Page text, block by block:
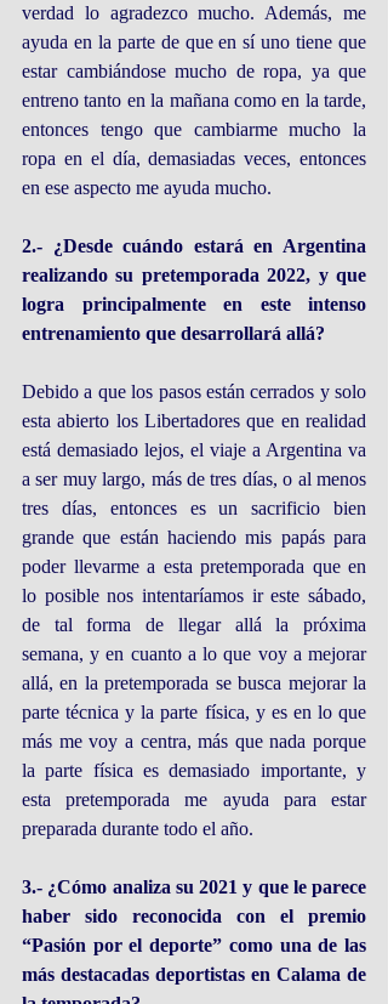
verdad lo agradezco mucho. Además, me
ayuda en la parte de que en sí uno tiene que
estar cambiándose mucho de ropa, ya que
entreno tanto en la mañana como en la tarde,
entonces tengo que cambiarme mucho la
ropa en el día, demasiadas veces, entonces
en ese aspecto me ayuda mucho.
2.- ¿Desde cuándo estará en Argentina
realizando su pretemporada 2022, y que
logra principalmente en este intenso
entrenamiento que desarrollará allá?
Debido a que los pasos están cerrados y solo
esta abierto los Libertadores que en realidad
está demasiado lejos, el viaje a Argentina va
a ser muy largo, más de tres días, o al menos
tres días, entonces es un sacrificio bien
grande que están haciendo mis papás para
poder llevarme a esta pretemporada que en
lo posible nos intentaríamos ir este sábado,
de tal forma de llegar allá la próxima
semana, y en cuanto a lo que voy a mejorar
allá, en la pretemporada se busca mejorar la
parte técnica y la parte física, y es en lo que
más me voy a centra, más que nada porque
la parte física es demasiado importante, y
esta pretemporada me ayuda para estar
preparada durante todo el año.
3.- ¿Cómo analiza su 2021 y que le parece
haber sido reconocida con el premio
“Pasión por el deporte” como una de las
más destacadas deportistas en Calama de